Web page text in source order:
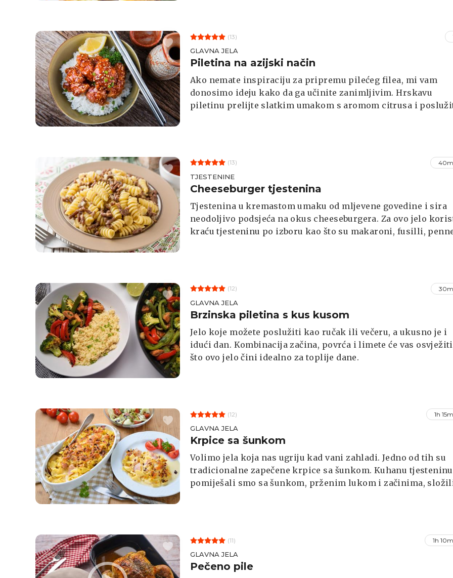
(13)
GLAVNA JELA
Piletina na azijski način
Ako nemate inspiraciju za pripremu pilećeg filea, mi vam
donosimo ideju kako da ga učinite zanimljivim. Hrskavu
piletinu prelijte slatkim umakom s aromom citrusa i
(13)
TJESTENINE
Cheeseburger tjestenina
Tjestenina u kremastom umaku od mljevene govedine i sira
neodoljivo podsjeća na okus cheeseburgera. Za ovo jelo
kraću tjesteninu po izboru kao što su makaroni, fusilli,
(12)
GLAVNA JELA
Brzinska piletina s kus kusom
Jelo koje možete poslužiti kao ručak ili večeru, a ukusno je i
idući dan. Kombinacija začina, povrća i limete će vas
što ovo jelo čini idealno za toplije dane.
(12) 1h
GLAVNA JELA
Krpice sa šunkom
Volimo jela koja nas ugriju kad vani zahladi. Jedno od tih su
tradicionalne zapečene krpice sa šunkom. Kuhanu tjesteninu
pomiješali smo sa šunkom, prženim lukom i začinima,
(11) 1h
GLAVNA JELA
Pečeno pile